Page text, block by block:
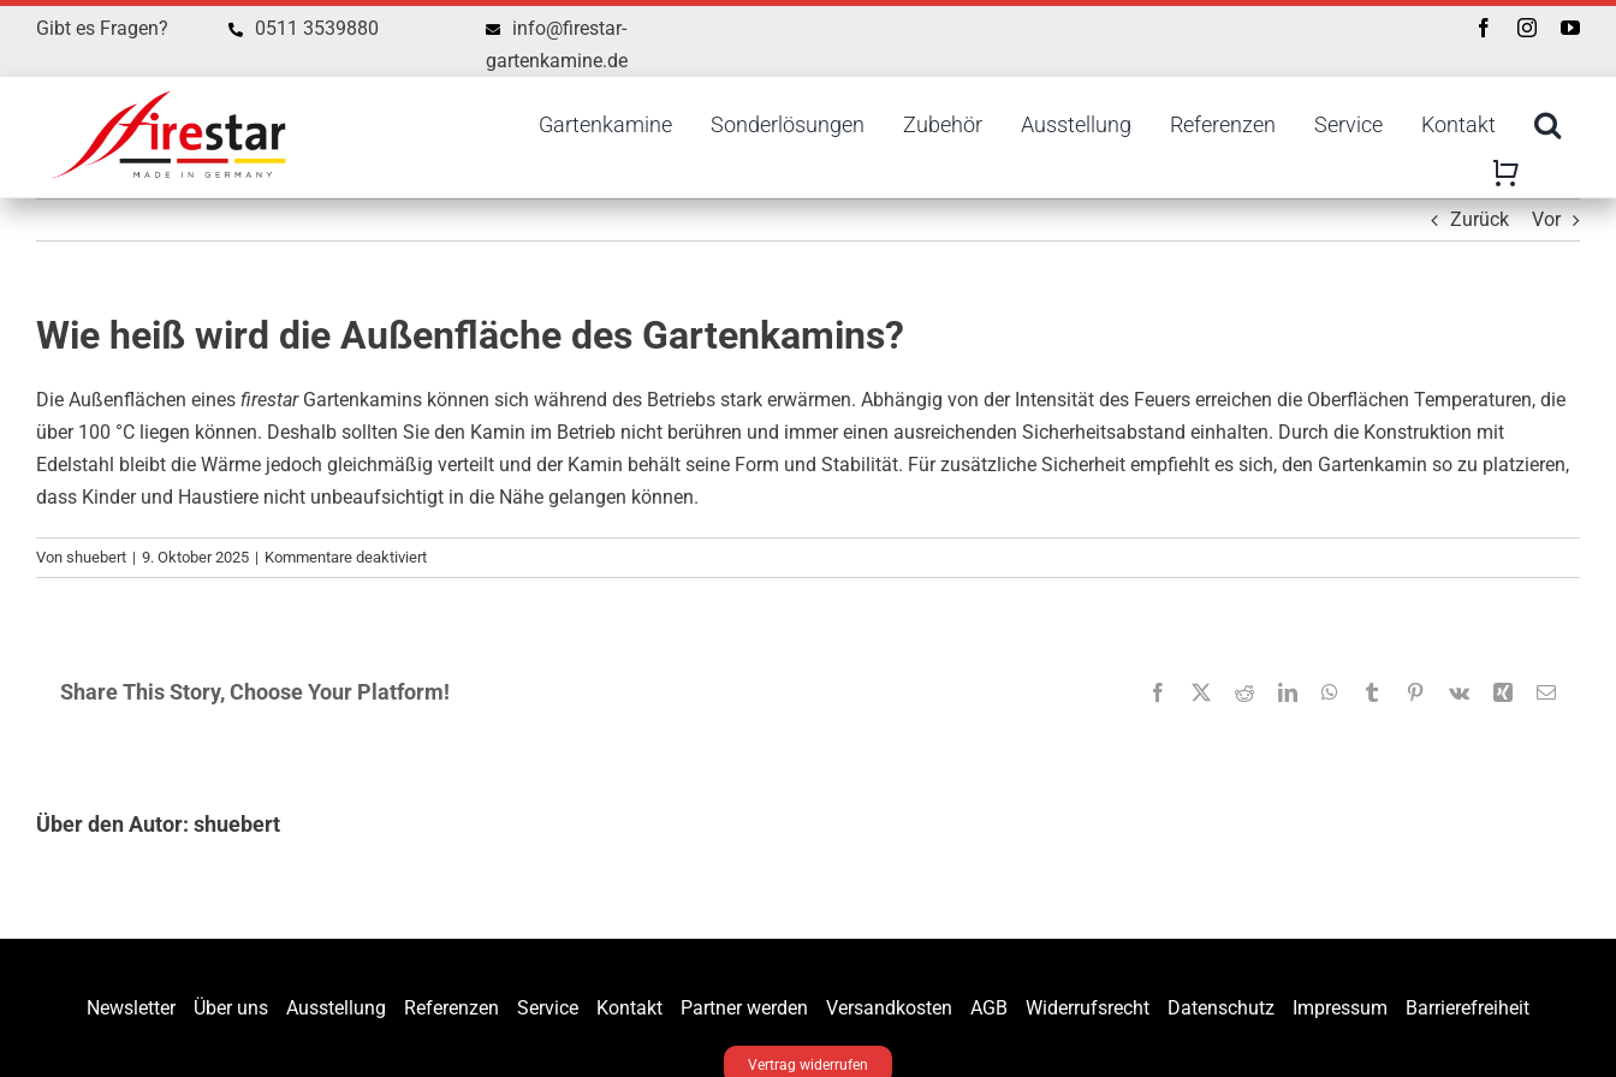
springen
Gibt es Fragen? 0511 3539880
info@firestar-
gartenkamine.de
Gartenkamine Sonderlösungen Zubehör Ausstellung Referenzen Service Kontakt
Zurück Vor
Wie heiß wird die Außenfläche des Gartenkamins?
Die Außenflächen eines firestarGartenkamins können sich während des Betriebs stark erwärmen. Abhängig von der Intensität des Feuers erreichen die Oberflächen Temperaturen, die
über 100 °C liegen können. Deshalb sollten Sie den Kamin im Betrieb nicht berühren und immer einen ausreichenden Sicherheitsabstand einhalten. Durch die Konstruktion mit
Edelstahl bleibt die Wärme jedoch gleichmäßig verteilt und der Kamin behält seine Form und Stabilität. Für zusätzliche Sicherheit empfiehlt es sich, den Gartenkamin so zu platzieren,
dass Kinder und Haustiere nicht unbeaufsichtigt in die Nähe gelangen können.
Von shuebert | 9. Oktober 2025 | Kommentare deaktiviertfür
Wie
Außenfläche
Share This Story, Choose Your Platform! Facebook RedditLinkedInWhatsApp
Tumblr Pinterest
Vk Xing E-
Über den Autor: shuebert
Newsletter Über uns Ausstellung Referenzen Service Kontakt Partner werden Versandkosten AGB Widerrufsrecht Datenschutz Impressum Barrierefreiheit
Vertrag widerrufen